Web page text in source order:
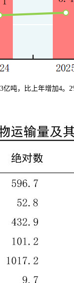
吨，比上年增加4。